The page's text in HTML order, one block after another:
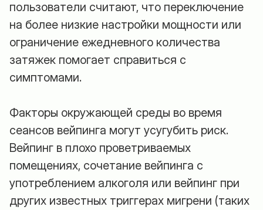
пользователи считают, что переключение
на более низкие настройки мощности или
ограничение ежедневного количества
затяжек помогает справиться с
симптомами.
Факторы окружающей среды во время
сеансов вейпинга могут усугубить риск.
Вейпинг в плохо проветриваемых
помещениях, сочетание вейпинга с
употреблением алкоголя или вейпинг при
других известных триггерах мигрени (таких